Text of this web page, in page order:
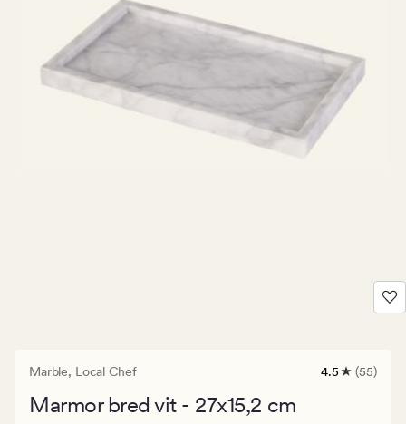
Marble, Local Chef
55
4.5 (55)
Marmor bred vit - 27x15,2 cm